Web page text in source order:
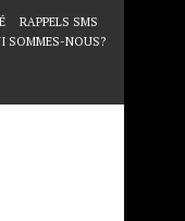
RAPPELS SMS
SOMMES-NOUS?